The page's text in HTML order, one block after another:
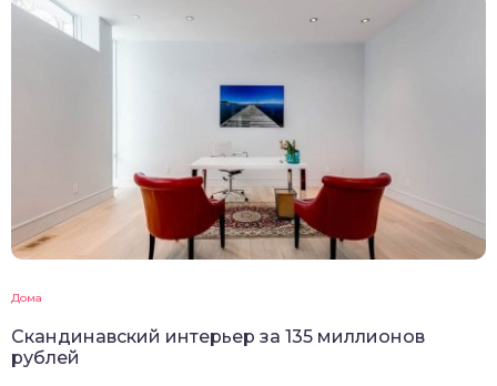
Дома
Скандинавский интерьер за 135 миллионов
рублей